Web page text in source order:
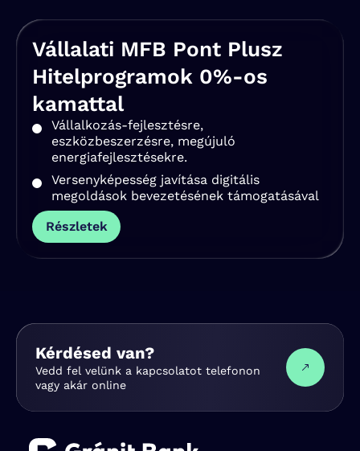
Vállalati MFB Pont Plusz
Hitelprogramok 0%-os
kamattal
Vállalkozás-fejlesztésre,
eszközbeszerzésre, megújuló
energiafejlesztésekre.
Versenyképesség javítása digitális
megoldások bevezetésének támogatásával
Részletek
Kérdésed van?
Vedd fel velünk a kapcsolatot telefonon
vagy akár online